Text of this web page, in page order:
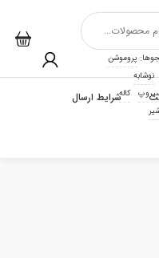
پروموشن
نوشابه
کالهشرایط ارسال